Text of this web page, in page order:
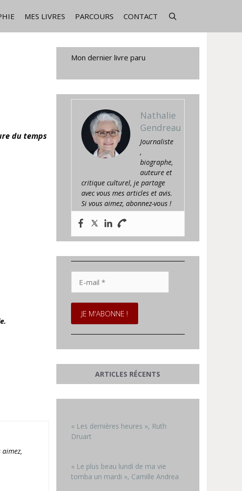
MES LIVRES PARCOURS CONTACT
du temps
Mon dernier livre paru
Nathalie
Gendreau
Journaliste
,
biographe,
auteure et
critique culturel, je partage
avec vous mes articles et avis.
Si vous aimez, abonnez-vous !
mail
*
ARTICLES RÉCENTS
« Les dernières heures », Ruth
Druart
« Le plus beau lundi de ma vie
tomba un mardi », Camille Andrea